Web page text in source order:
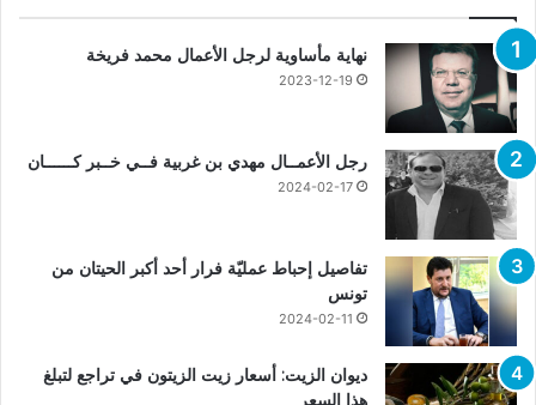
نهاية مأساوية لرجل الأعمال محمد فريخة
2023-12-19
رجل الأعمــال مهدي بن غربية فــي خــبر كــــــان
2024-02-17
تفاصيل إحباط عمليّة فرار أحد أكبر الحيتان من
تونس
2024-02-11
ديوان الزيت: أسعار زيت الزيتون في تراجع لتبلغ